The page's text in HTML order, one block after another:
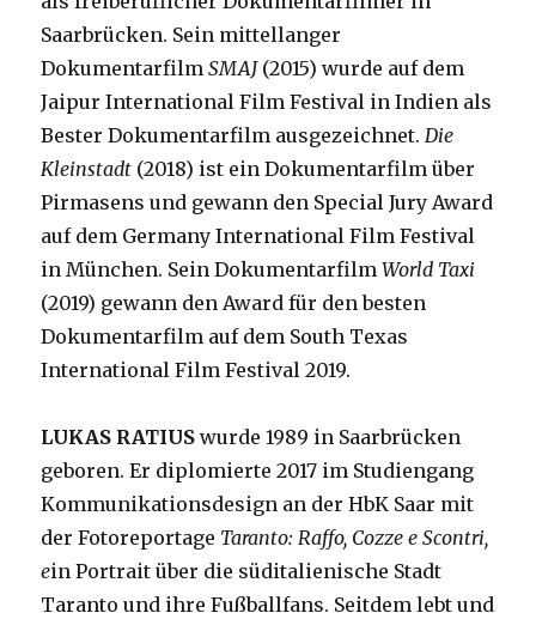
Saarbrücken. Sein mittellanger
DokumentarfilmSMAJ(2015) wurde auf dem
Jaipur International Film Festival in Indien als
Bester Dokumentarfilm ausgezeichnet.Die
Kleinstadt (2018) ist ein Dokumentarfilm über
Pirmasens und gewann den Special Jury Award
auf dem Germany International Film Festival
in München. Sein Dokumentarfilm World Taxi
(2019) gewann den Award für den besten
Dokumentarfilm auf dem South Texas
International Film Festival 2019.
LUKAS RATIUS wurde 1989 in Saarbrücken
geboren. Er diplomierte 2017 im Studiengang
Kommunikationsdesign an der HbK Saar mit
der Fotoreportage Taranto: Raffo, Cozze e Scontri,
ein Portrait über die süditalienische Stadt
Taranto und ihre Fußballfans. Seitdem lebt und